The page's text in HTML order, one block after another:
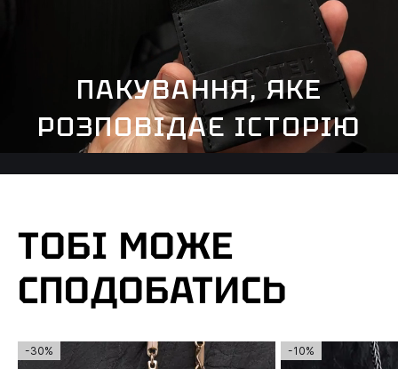
ПАКУВАННЯ, ЯКЕ
РОЗПОВІДАЄ ІСТОРІЮ
ТОБІ МОЖЕ
СПОДОБАТИСЬ
-30% -10%